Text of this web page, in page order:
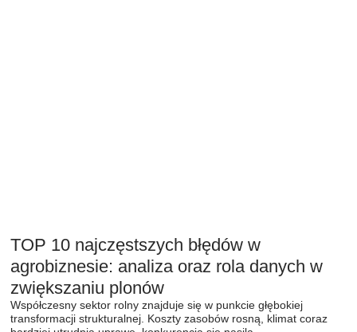
TOP 10 najczęstszych błędów w
agrobiznesie: analiza oraz rola danych w
zwiększaniu plonów
Współczesny sektor rolny znajduje się w punkcie głębokiej
transformacji strukturalnej. Koszty zasobów rosną, klimat coraz